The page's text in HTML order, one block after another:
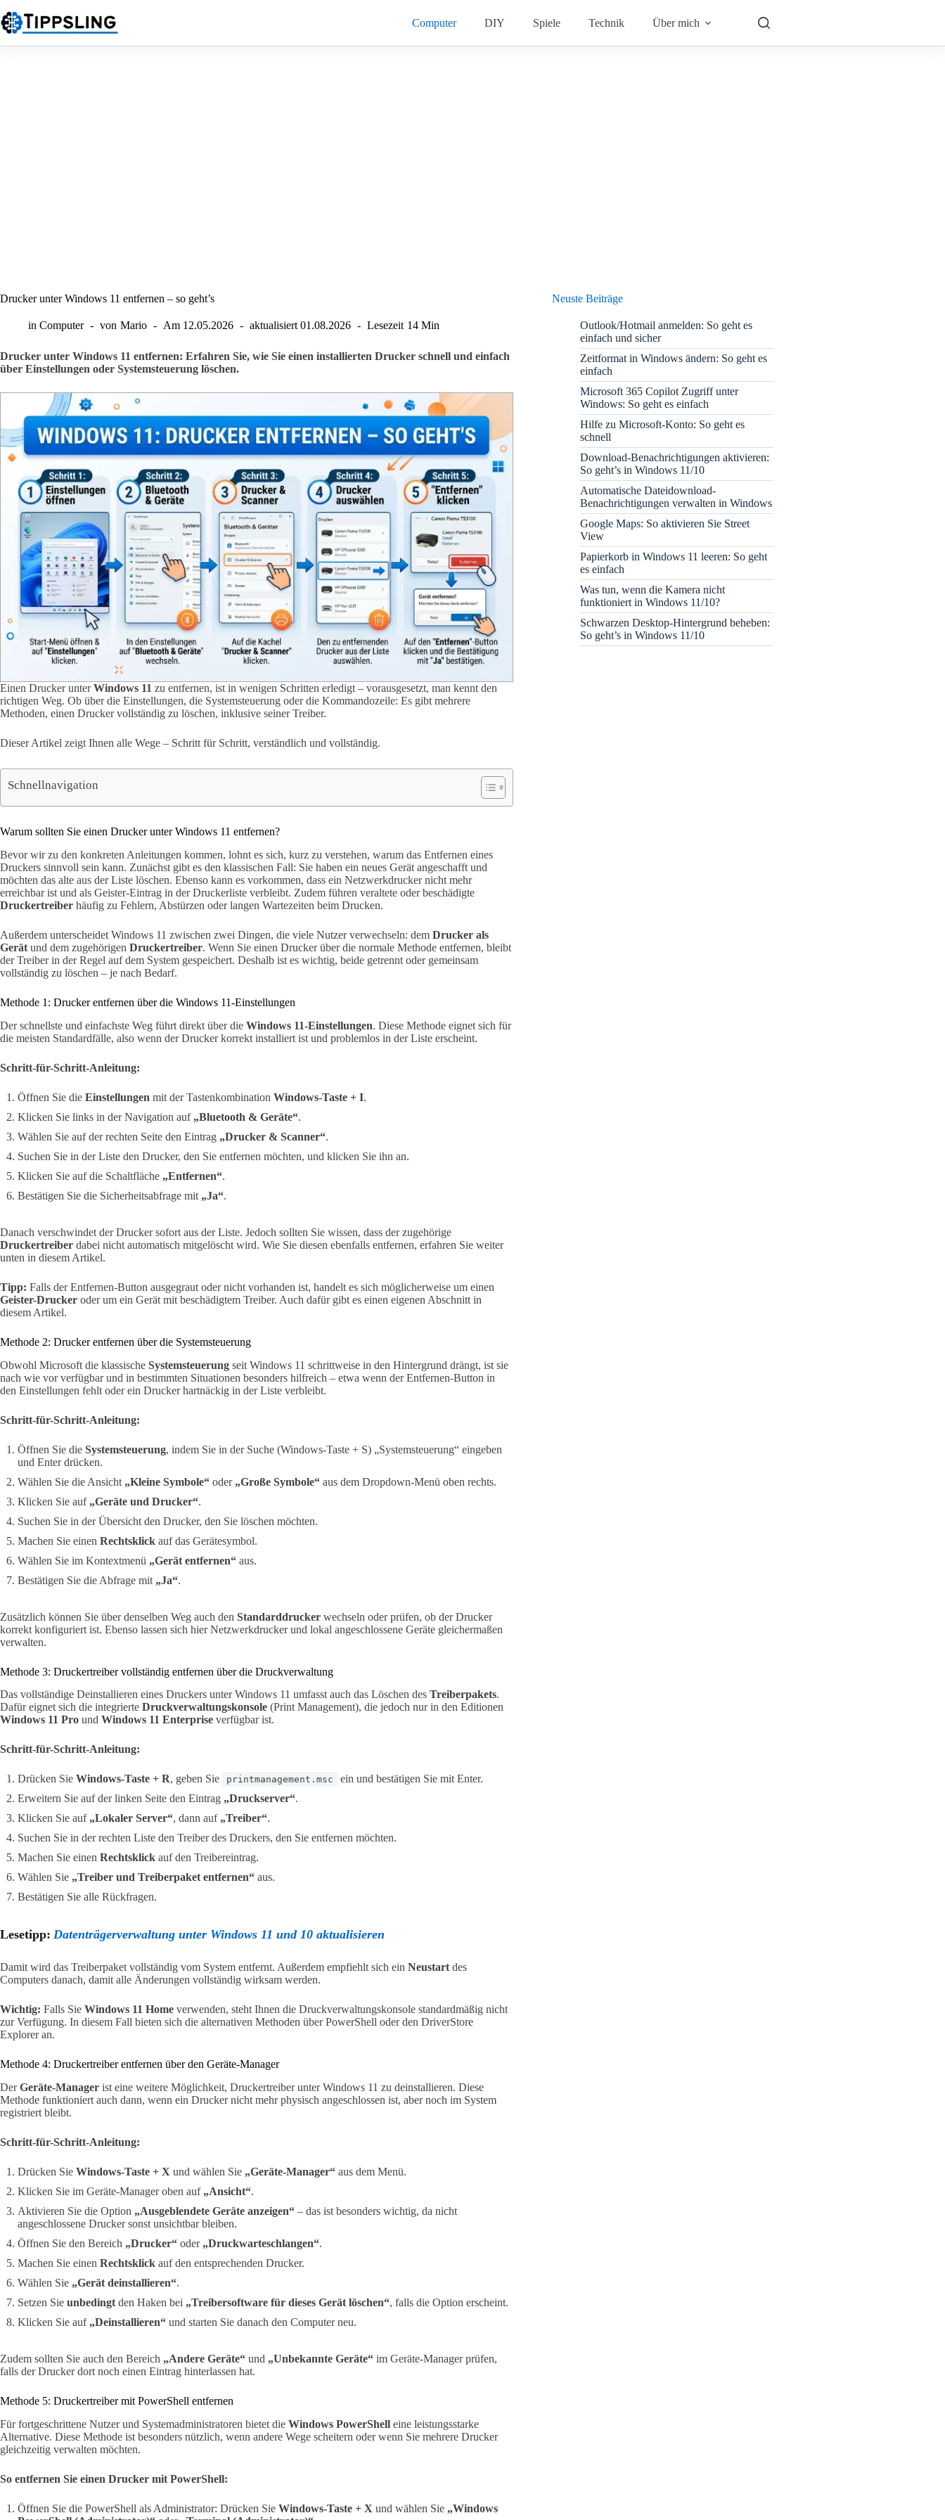
Inhalt
springen
Computer DIY Spiele Technik Über mich
Drucker unter Windows 11 entfernen – so geht’s
in Computer von Mario Am 12.05.2026 aktualisiert 01.08.2026 Lesezeit 14 Min
Drucker unter Windows 11 entfernen: Erfahren Sie, wie Sie einen installierten Drucker schnell und einfach
über Einstellungen oder Systemsteuerung löschen.
Einen Drucker unterWindows 11 zu entfernen, ist in wenigen Schritten erledigt – vorausgesetzt, man kennt den
richtigen Weg. Ob über die Einstellungen, die Systemsteuerung oder die Kommandozeile: Es gibt mehrere
Methoden, einen Drucker vollständig zu löschen, inklusive seiner Treiber.
Dieser Artikel zeigt Ihnen alle Wege – Schritt für Schritt, verständlich und vollständig.
Schnellnavigation
Warum sollten Sie einen Drucker unter Windows 11 entfernen?
Bevor wir zu den konkreten Anleitungen kommen, lohnt es sich, kurz zu verstehen, warum das Entfernen eines
Druckers sinnvoll sein kann. Zunächst gibt es den klassischen Fall: Sie haben ein neues Gerät angeschafft und
möchten das alte aus der Liste löschen. Ebenso kann es vorkommen, dass ein Netzwerkdrucker nicht mehr
erreichbar ist und als Geister-Eintrag in der Druckerliste verbleibt. Zudem führen veraltete oder beschädigte
Druckertreiber häufig zu Fehlern, Abstürzen oder langen Wartezeiten beim Drucken.
Außerdem unterscheidet Windows 11 zwischen zwei Dingen, die viele Nutzer verwechseln: dem Drucker als
Gerät und dem zugehörigen Druckertreiber. Wenn Sie einen Drucker über die normale Methode entfernen, bleibt
der Treiber in der Regel auf dem System gespeichert. Deshalb ist es wichtig, beide getrennt oder gemeinsam
vollständig zu löschen – je nach Bedarf.
Methode 1: Drucker entfernen über die Windows 11-Einstellungen
Der schnellste und einfachste Weg führt direkt über die Windows 11-Einstellungen. Diese Methode eignet sich für
die meisten Standardfälle, also wenn der Drucker korrekt installiert ist und problemlos in der Liste erscheint.
Schritt-für-Schritt-Anleitung:
Öffnen Sie die Einstellungen mit der Tastenkombination Windows-Taste + I.
Klicken Sie links in der Navigation auf „Bluetooth & Geräte“.
Wählen Sie auf der rechten Seite den Eintrag „Drucker & Scanner“.
Suchen Sie in der Liste den Drucker, den Sie entfernen möchten, und klicken Sie ihn an.
Klicken Sie auf die Schaltfläche „Entfernen“.
Bestätigen Sie die Sicherheitsabfrage mit „Ja“.
Danach verschwindet der Drucker sofort aus der Liste. Jedoch sollten Sie wissen, dass der zugehörige
Druckertreiber dabei nicht automatisch mitgelöscht wird. Wie Sie diesen ebenfalls entfernen, erfahren Sie weiter
unten in diesem Artikel.
Tipp: Falls der Entfernen-Button ausgegraut oder nicht vorhanden ist, handelt es sich möglicherweise um einen
Geister-Drucker oder um ein Gerät mit beschädigtem Treiber. Auch dafür gibt es einen eigenen Abschnitt in
diesem Artikel.
Methode 2: Drucker entfernen über die Systemsteuerung
Obwohl Microsoft die klassische Systemsteuerung seit Windows 11 schrittweise in den Hintergrund drängt, ist sie
nach wie vor verfügbar und in bestimmten Situationen besonders hilfreich – etwa wenn der Entfernen-Button in
den Einstellungen fehlt oder ein Drucker hartnäckig in der Liste verbleibt.
Schritt-für-Schritt-Anleitung:
Öffnen Sie die Systemsteuerung, indem Sie in der Suche (Windows-Taste + S) „Systemsteuerung“ eingeben
und Enter drücken.
Wählen Sie die Ansicht „Kleine Symbole“ oder „Große Symbole“ aus dem Dropdown-Menü oben rechts.
Klicken Sie auf „Geräte und Drucker“.
Suchen Sie in der Übersicht den Drucker, den Sie löschen möchten.
Machen Sie einen Rechtsklick auf das Gerätesymbol.
Wählen Sie im Kontextmenü „Gerät entfernen“ aus.
Bestätigen Sie die Abfrage mit „Ja“.
Zusätzlich können Sie über denselben Weg auch den Standarddrucker wechseln oder prüfen, ob der Drucker
korrekt konfiguriert ist. Ebenso lassen sich hier Netzwerkdrucker und lokal angeschlossene Geräte gleichermaßen
verwalten.
Methode 3: Druckertreiber vollständig entfernen über die Druckverwaltung
Das vollständige Deinstallieren eines Druckers unter Windows 11 umfasst auch das Löschen des Treiberpakets.
Dafür eignet sich die integrierte Druckverwaltungskonsole (Print Management), die jedoch nur in den Editionen
Windows 11 Pro und Windows 11 Enterprise verfügbar ist.
Schritt-für-Schritt-Anleitung:
Drücken Sie Windows-Taste + R, geben Sie printmanagement.msc
ein und bestätigen Sie mit Enter.
Erweitern Sie auf der linken Seite den Eintrag „Druckserver“.
Klicken Sie auf „Lokaler Server“, dann auf „Treiber“.
Suchen Sie in der rechten Liste den Treiber des Druckers, den Sie entfernen möchten.
Machen Sie einen Rechtsklick auf den Treibereintrag.
Wählen Sie „Treiber und Treiberpaket entfernen“ aus.
Bestätigen Sie alle Rückfragen.
Lesetipp: Datenträgerverwaltung unter Windows 11 und 10 aktualisieren
Damit wird das Treiberpaket vollständig vom System entfernt. Außerdem empfiehlt sich ein Neustart des
Computers danach, damit alle Änderungen vollständig wirksam werden.
Wichtig: Falls Sie Windows 11 Home verwenden, steht Ihnen die Druckverwaltungskonsole standardmäßig nicht
zur Verfügung. In diesem Fall bieten sich die alternativen Methoden über PowerShell oder den DriverStore
Explorer an.
Methode 4: Druckertreiber entfernen über den Geräte-Manager
DerGeräte-Manager ist eine weitere Möglichkeit, Druckertreiber unter Windows 11 zu deinstallieren. Diese
Methode funktioniert auch dann, wenn ein Drucker nicht mehr physisch angeschlossen ist, aber noch im System
registriert bleibt.
Schritt-für-Schritt-Anleitung:
Drücken Sie Windows-Taste + X und wählen Sie „Geräte-Manager“ aus dem Menü.
Klicken Sie im Geräte-Manager oben auf „Ansicht“.
Aktivieren Sie die Option „Ausgeblendete Geräte anzeigen“ – das ist besonders wichtig, da nicht
angeschlossene Drucker sonst unsichtbar bleiben.
Öffnen Sie den Bereich „Drucker“ oder „Druckwarteschlangen“.
Machen Sie einen Rechtsklick auf den entsprechenden Drucker.
Wählen Sie „Gerät deinstallieren“.
Setzen Sie unbedingt den Haken bei „Treibersoftware für dieses Gerät löschen“, falls die Option erscheint.
Klicken Sie auf „Deinstallieren“ und starten Sie danach den Computer neu.
Zudem sollten Sie auch den Bereich „Andere Geräte“ und „Unbekannte Geräte“ im Geräte-Manager prüfen,
falls der Drucker dort noch einen Eintrag hinterlassen hat.
Methode 5: Druckertreiber mit PowerShell entfernen
Für fortgeschrittene Nutzer und Systemadministratoren bietet die Windows PowerShell eine leistungsstarke
Alternative. Diese Methode ist besonders nützlich, wenn andere Wege scheitern oder wenn Sie mehrere Drucker
gleichzeitig verwalten möchten.
So entfernen Sie einen Drucker mit PowerShell:
Öffnen Sie die PowerShell als Administrator: Drücken Sie Windows-Taste + X und wählen Sie „Windows
Neuste Beiträge
Outlook/Hotmail anmelden: So geht es
einfach und sicher
Zeitformat in Windows ändern: So geht es
einfach
Microsoft 365 Copilot Zugriff unter
Windows: So geht es einfach
Hilfe zu Microsoft-Konto: So geht es
schnell
Download-Benachrichtigungen aktivieren:
So geht’s in Windows 11/10
Automatische Dateidownload-
Benachrichtigungen verwalten in Windows
Google Maps: So aktivieren Sie Street
View
Papierkorb in Windows 11 leeren: So geht
es einfach
Was tun, wenn die Kamera nicht
funktioniert in Windows 11/10?
Schwarzen Desktop-Hintergrund beheben:
So geht’s in Windows 11/10